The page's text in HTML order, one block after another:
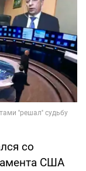
со
США